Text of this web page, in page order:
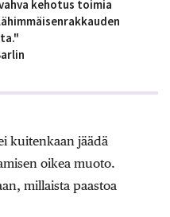
kehotus toimia
kuitenkaan jäädä
oikea muoto.
millaista paastoa